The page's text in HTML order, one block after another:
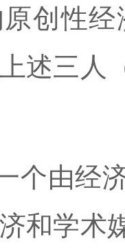
创性
述三人
个由经
和学术